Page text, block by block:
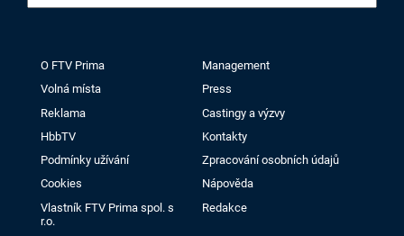
O FTV Prima
Management
Volná místa
Press
Reklama
Castingy a výzvy
HbbTV
Kontakty
Podmínky užívání
Zpracování osobních údajů
Cookies
Nápověda
Vlastník FTV Prima spol. s
r.o.
Redakce